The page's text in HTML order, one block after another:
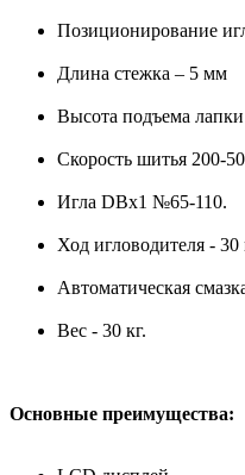
Позиционирование
Длина стежка – 5 мм
Высота подъема
Скорость шитья 200-
Игла DBx1 №65-110.
Ход игловодителя -
Автоматическая
Вес - 30 кг.
Основные преимущества: